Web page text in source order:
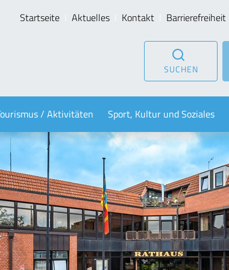
Startseite Aktuelles Kontakt Barrierefreiheit
SUCHEN
/ Aktivitäten Sport, Kultur und Soziales